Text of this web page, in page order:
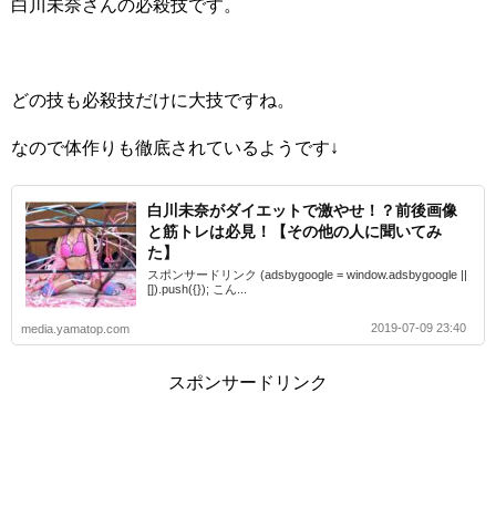
白川未奈さんの必殺技です。
どの技も必殺技だけに大技ですね。
なので体作りも徹底されているようです↓
白川未奈がダイエットで激やせ！？前後画像
と筋トレは必見！【その他の人に聞いてみ
た】
スポンサードリンク (adsbygoogle = window.adsbygoogle ||
[]).push({}); こん...
media.yamatop.com 2019-07-09 23:40
スポンサードリンク